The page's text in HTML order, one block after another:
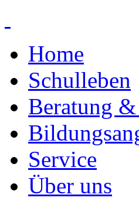
Home
Schulleben
Beratung
Service
Über uns